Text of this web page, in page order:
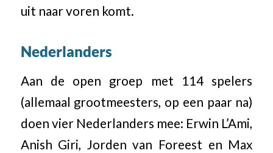
uit naar voren komt.
Nederlanders
Aan de open groep met 114 spelers
(allemaal grootmeesters, op een paar na)
doen vier Nederlanders mee: Erwin L’Ami,
Anish Giri, Jorden van Foreest en Max